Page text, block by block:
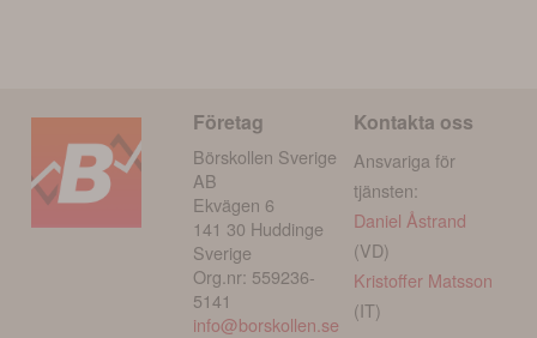
Företag
Börskollen Sverige
AB
Ekvägen 6
141 30 Huddinge
Sverige
Org.nr: 559236-
5141
info@borskollen.se
Kontakta oss
Ansvariga för
tjänsten:
Daniel Åstrand
(VD)
Kristoffer Matsson
(IT)